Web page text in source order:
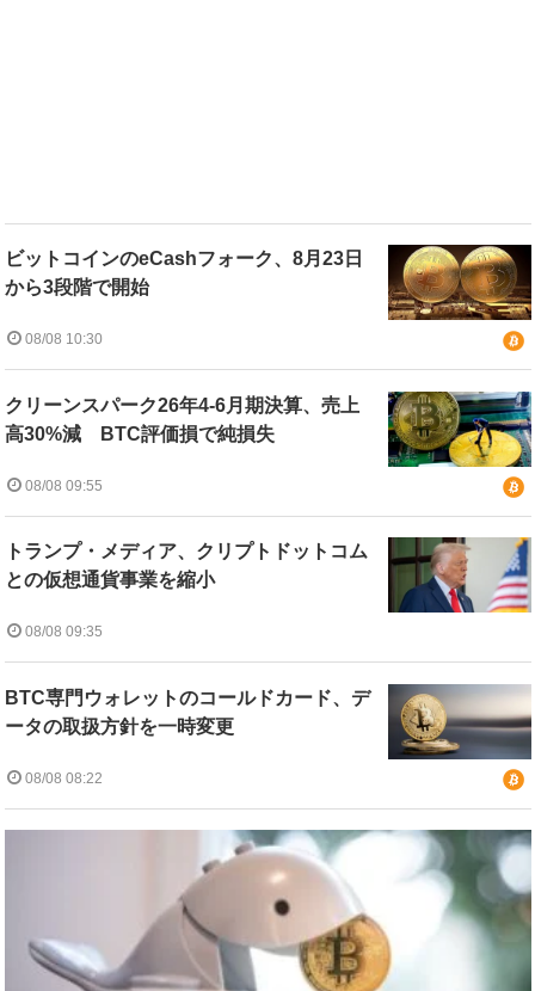
ビットコインのeCashフォーク、8月23日
から3段階で開始
08/08 10:30
クリーンスパーク26年4-6月期決算、売上
高30%減 BTC評価損で純損失
08/08 09:55
トランプ・メディア、クリプトドットコム
との仮想通貨事業を縮小
08/08 09:35
BTC専門ウォレットのコールドカード、デ
ータの取扱方針を一時変更
08/08 08:22